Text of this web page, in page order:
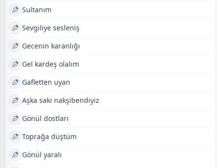
Sultanım
Sevgiliye sesleniş
Gecenin karanlığı
Gel kardeş olalım
Gafletten uyan
Aşka saki nakşibendiyiz
Gönül dostları
Toprağa düştüm
Gönül yaralı